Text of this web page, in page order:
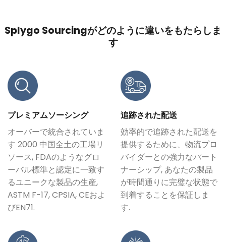
Splygo Sourcingがどのように違いをもたらしま
す
プレミアムソーシング
オーバーで統合されていま
す 2000 中国全土の工場リ
ソース, FDAのようなグロ
ーバル標準と認定に一致す
るユニークな製品の生産,
ASTM F-17, CPSIA, CEおよ
びEN71.
追跡された配送
効率的で追跡された配送を
提供するために、物流プロ
バイダーとの強力なパート
ナーシップ, あなたの製品
が時間通りに完璧な状態で
到着することを保証しま
す.